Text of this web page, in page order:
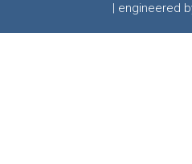
| engineered